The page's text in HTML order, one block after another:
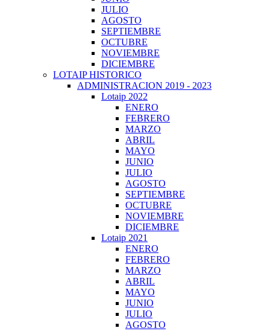
JULIO
AGOSTO
SEPTIEMBRE
OCTUBRE
NOVIEMBRE
DICIEMBRE
LOTAIP HISTORICO
ADMINISTRACION 2019 - 2023
Lotaip 2022
ENERO
FEBRERO
MARZO
ABRIL
MAYO
JUNIO
JULIO
AGOSTO
SEPTIEMBRE
OCTUBRE
NOVIEMBRE
DICIEMBRE
Lotaip 2021
ENERO
FEBRERO
MARZO
ABRIL
MAYO
JUNIO
JULIO
AGOSTO